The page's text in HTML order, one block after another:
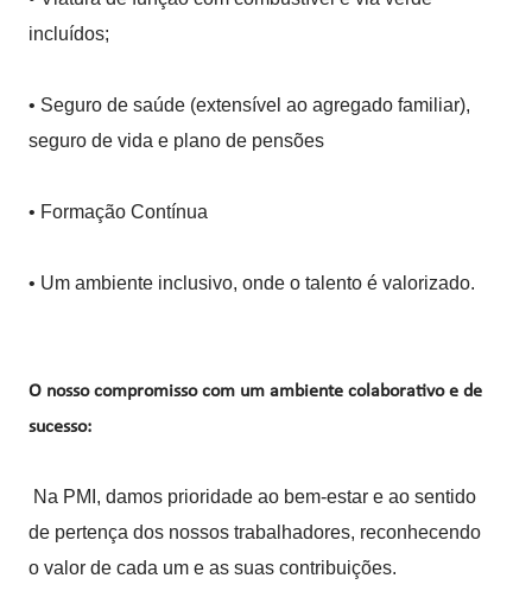
incluídos;
• Seguro de saúde (extensível ao agregado familiar),
seguro de vida e plano de pensões
• Formação Contínua
• Um ambiente inclusivo, onde o talento é valorizado.
O nosso compromisso com um ambiente colaborativo e de
sucesso:
Na PMI, damos prioridade ao bem-estar e ao sentido
de pertença dos nossos trabalhadores, reconhecendo
o valor de cada um e as suas contribuições.